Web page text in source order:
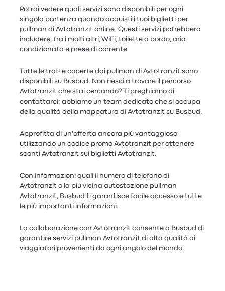
Potrai vedere quali servizi sono disponibili per ogni
singola partenza quando acquisti i tuoi biglietti per
pullman di Avtotranzit online. Questi servizi potrebbero
includere, tra i molti altri, WiFi, toilette a bordo, aria
condizionata e prese di corrente.
Tutte le tratte coperte dai pullman di Avtotranzit sono
disponibili su Busbud. Non riesci a trovare il percorso
Avtotranzit che stai cercando? Ti preghiamo di
contattarci: abbiamo un team dedicato che si occupa
della qualità della mappatura di Avtotranzit su Busbud.
Approfitta di un'offerta ancora più vantaggiosa
utilizzando un codice promo Avtotranzit per ottenere
sconti Avtotranzit sui biglietti Avtotranzit.
Con informazioni quali il numero di telefono di
Avtotranzit o la più vicina autostazione pullman
Avtotranzit, Busbud ti garantisce facile accesso e tutte
le più importanti informazioni.
La collaborazione con Avtotranzit consente a Busbud di
garantire servizi pullman Avtotranzit di alta qualità ai
viaggiatori provenienti da ogni angolo del mondo.